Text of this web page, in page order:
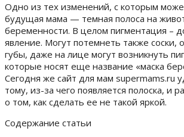
Одно из тех изменений, с которым
будущая мама — темная полоса на
беременности. В целом пигментация –
явление. Могут потемнеть также соски,
губы, даже на лице могут возникнуть
которые носят еще название «маска
Сегодня же сайт для мам supermams.ru
тому, из-за чего появляется полоска, и
о том, как сделать ее не такой яркой.
Содержание статьи